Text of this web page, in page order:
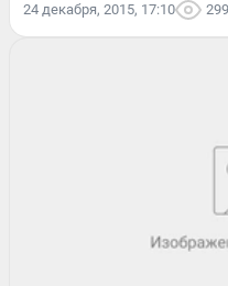
24 декабря, 2015, 17:10 299